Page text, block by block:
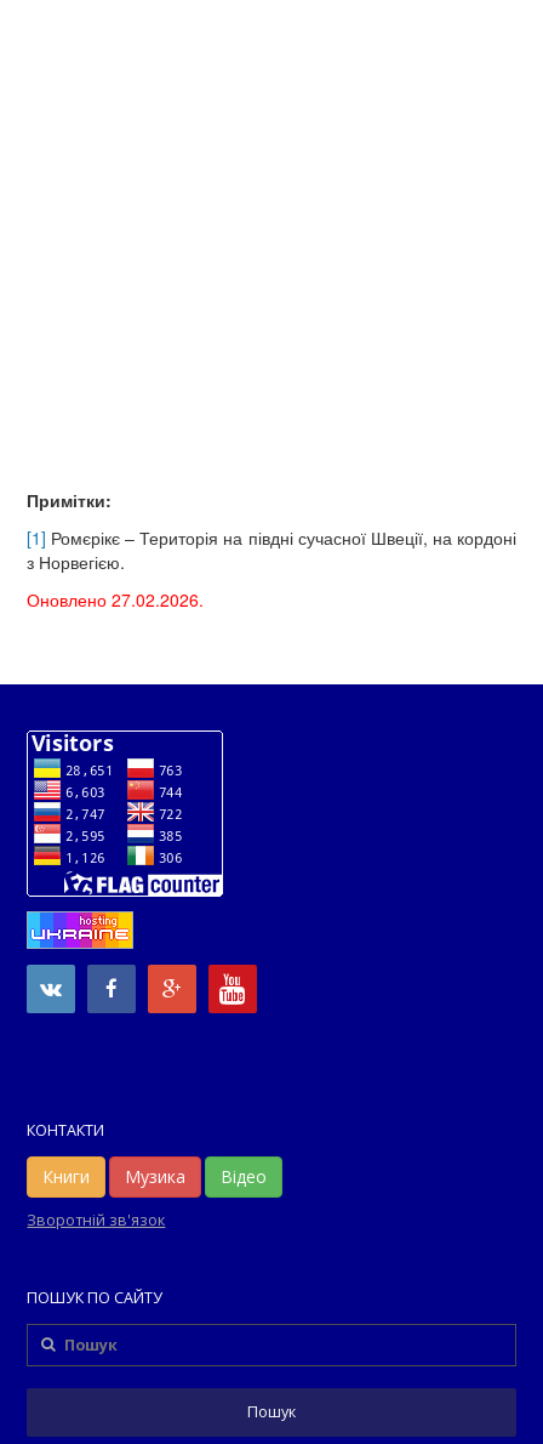
Примітки:
[1] Ромєрікє – Територія на півдні сучасної Швеції, на кордоні
з Норвегією.
Оновлено 27.02.2026.
КОНТАКТИ
Книги Музика Відео
Зворотній зв'язок
ПОШУК ПО САЙТУ